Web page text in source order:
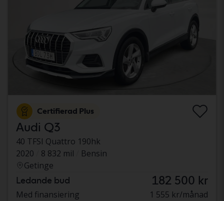
Certifierad Plus
Audi Q3
40 TFSI Quattro 190hk
2020
8 832 mil
Bensin
Getinge
Ledande bud 182 500 kr
Med finansiering 1 555 kr/månad